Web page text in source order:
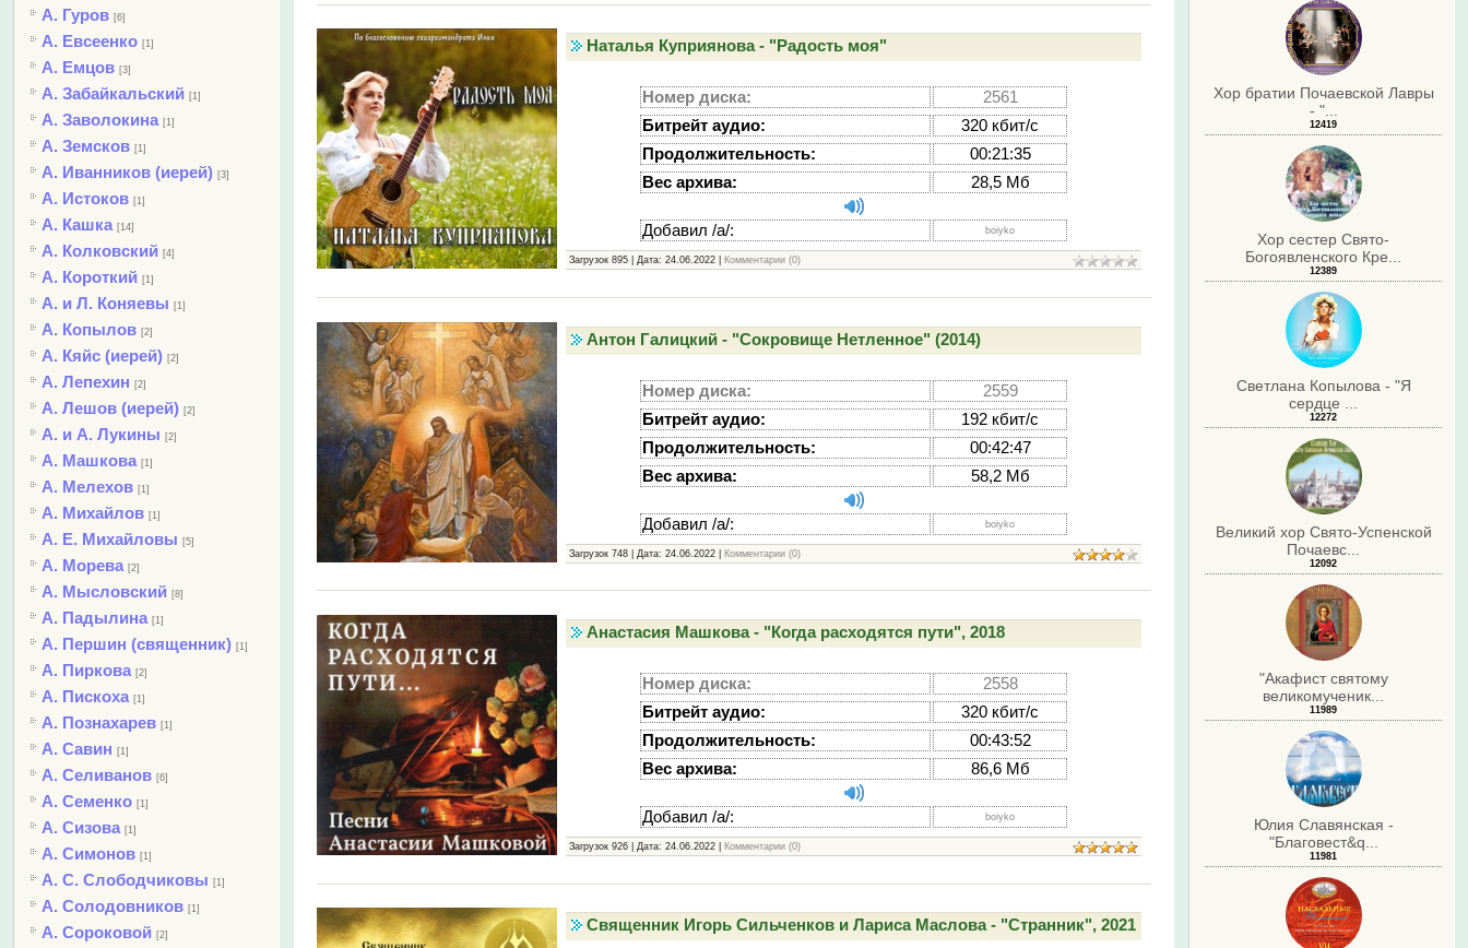
А. Гуров [6]
А. Евсеенко [1]
А. Емцов [3]
А. Забайкальский [1]
А. Заволокина [1]
А. Земсков [1]
А. Иванников (иерей) [3]
А. Истоков [1]
А. Кашка [14]
А. Колковский [4]
А. Короткий [1]
А. и Л. Коняевы [1]
А. Копылов [2]
А. Кяйс (иерей) [2]
А. Лепехин [2]
А. Лешов (иерей) [2]
А. и А. Лукины [2]
А. Машкова [1]
А. Мелехов [1]
А. Михайлов [1]
А. Е. Михайловы [5]
А. Морева [2]
А. Мысловский [8]
А. Падылина [1]
А. Першин (священник) [1]
А. Пиркова [2]
А. Пискоха [1]
А. Познахарев [1]
А. Савин [1]
А. Селиванов [6]
А. Семенко [1]
А. Сизова [1]
А. Симонов [1]
А. С. Слободчиковы [1]
А. Солодовников [1]
А. Сороковой [2]
Хор братии Почаевской Лавры
- "...
12419
Хор сестер Свято-
Богоявленского Кре...
12389
Светлана Копылова - "Я
сердце ...
12272
Великий хор Свято-Успенской
Почаевс...
12092
"Акафист святому
великомученик...
11989
Юлия Славянская -
"Благовест&q...
11981
Наталья Куприянова - "Радость моя"
Номер диска:
2561
Битрейт аудио:
320 кбит/с
Продолжительность:
00:21:35
Вес архива:
28,5 Мб
Добавил /а/: boiyko
Загрузок 895 | Дата:24.06.2022 Комментарии (0)
Антон Галицкий - "Сокровище Нетленное" (2014)
Номер диска:
2559
Битрейт аудио:
192 кбит/с
Продолжительность:
00:42:47
Вес архива:
58,2 Мб
Добавил /а/: boiyko
Загрузок 748 | Дата:24.06.2022 Комментарии (0)
Анастасия Машкова - "Когда расходятся пути", 2018
Номер диска:
2558
Битрейт аудио:
320 кбит/с
Продолжительность:
00:43:52
Вес архива:
86,6 Мб
Добавил /а/: boiyko
Загрузок 926 | Дата:24.06.2022 Комментарии (0)
Священник Игорь Сильченков и Лариса Маслова - "Странник", 2021